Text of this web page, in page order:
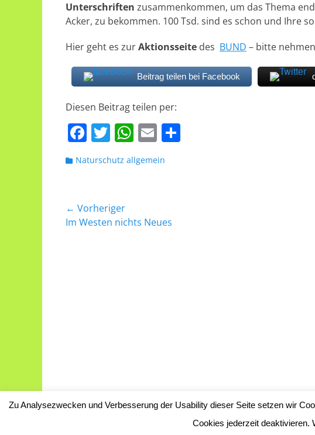
Unterschriften zusammenkommen, um das Thema
Acker, zu bekommen. 100 Tsd. sind es schon und Ihre
Hier geht es zurAktionsseite des BUND – bitte
Beitrag teilen bei Facebook
Diesen Beitrag teilen per:
F
a
c
b
o
T
w
itt
W
h
at
p
E
m
ai
Kategorien
Naturschutz allgemein
Beitragsnavigation
← Vorheriger
Vorheriger
Im Westen nichts Neues
Das Naturschutzgebiet
Zu Analysezwecken und Verbesserung der Usability dieser Seite setzen wir
Cookies jederzeit deaktivieren.